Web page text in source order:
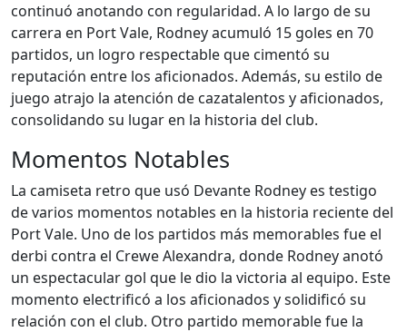
continuó anotando con regularidad. A lo largo de su
carrera en Port Vale, Rodney acumuló 15 goles en 70
partidos, un logro respectable que cimentó su
reputación entre los aficionados. Además, su estilo de
juego atrajo la atención de cazatalentos y aficionados,
consolidando su lugar en la historia del club.
Momentos Notables
La camiseta retro que usó Devante Rodney es testigo
de varios momentos notables en la historia reciente del
Port Vale. Uno de los partidos más memorables fue el
derbi contra el Crewe Alexandra, donde Rodney anotó
un espectacular gol que le dio la victoria al equipo. Este
momento electrificó a los aficionados y solidificó su
relación con el club. Otro partido memorable fue la